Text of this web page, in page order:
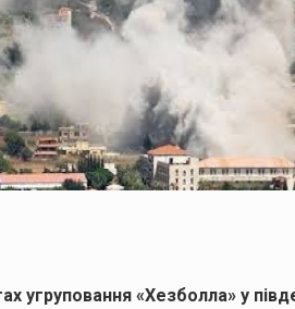
угруповання «Хезболла» у